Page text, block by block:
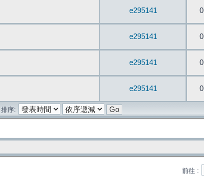
e295141 0
e295141 0
e295141 0
e295141 0
排序:
前往 :